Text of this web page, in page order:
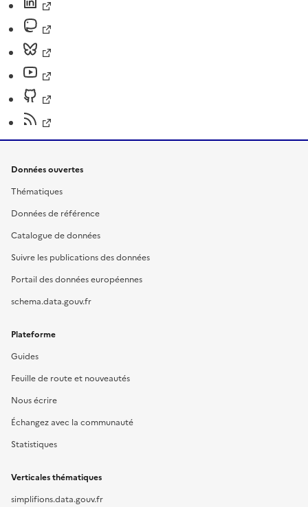
Données ouvertes
Thématiques
Données de référence
Catalogue de données
Suivre les publications des données
Portail des données européennes
schema.data.gouv.fr
Plateforme
Guides
Feuille de route et nouveautés
Nous écrire
Échangez avec la communauté
Statistiques
Verticales thématiques
simplifions.data.gouv.fr